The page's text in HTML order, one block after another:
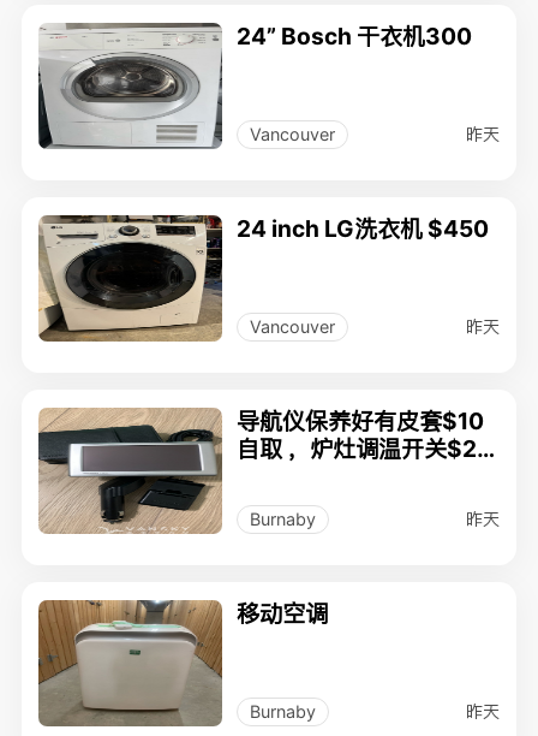
24” Bosch 干衣机300
Vancouver 昨天
24 inch LG洗衣机 $450
Vancouver 昨天
导航仪保养好有皮套$10
自取 ，炉灶调温开关$20
下：
Burnaby 昨天
移动空调
Burnaby 昨天